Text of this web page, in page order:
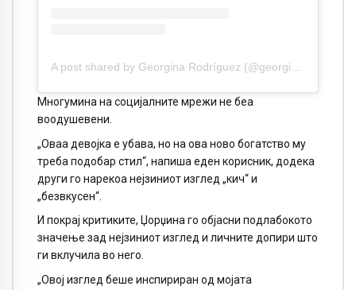
Многумина на социјалните мрежи не беа
воодушевени.
„Оваа девојка е убава, но на ова ново богатство му
треба подобар стил“, напиша еден корисник, додека
други го нарекоа нејзиниот изглед „кич“ и
„безвкусен“.
И покрај критиките, Џорџина го објасни подлабокото
значење зад нејзиниот изглед и личните допири што
ги вклучила во него.
„Овој изглед беше инспириран од мојата